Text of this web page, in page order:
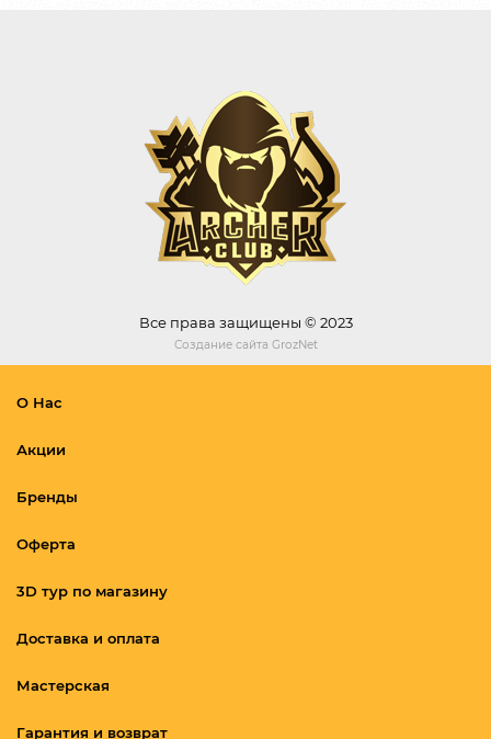
Все права защищены © 2023
Создание сайта GrozNet
О Нас
Акции
Бренды
Оферта
3D тур по магазину
Доставка и оплата
Мастерская
Гарантия и возврат